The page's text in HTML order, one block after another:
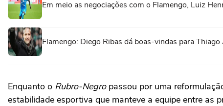
Em meio as negociações com o Flamengo, Luiz
Flamengo: Diego Ribas dá boas-vindas para
Enquanto o Rubro-Negropassou por uma
estabilidade esportiva que manteve a equipe entre as